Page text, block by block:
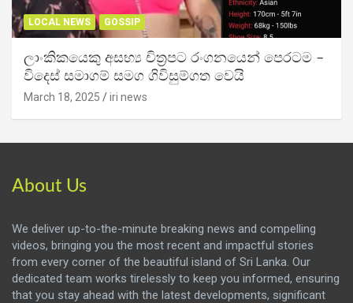
LOCAL NEWS GOSSIP
ලාංකිකයෙකු අසභ්‍ය චිත්‍රපට රංගනයෙන් පෙරටම –
විදෙස් සමාගම් සමග ගිවිසුම්ගත වෙයි
March 18, 2025 iri news
About Us
We deliver up-to-the-minute breaking news and compelling
videos, bringing you the most recent and impactful stories
from every corner of the beautiful island of Sri Lanka. Our
dedicated team works tirelessly to keep you informed, ensuring
that you stay ahead with the latest developments, significant